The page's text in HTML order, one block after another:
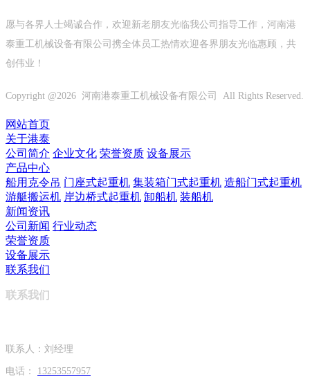
愿与各界人士竭诚合作，欢迎新老朋友光临我公司指导工作，河南港
泰重工机械设备有限公司携全体员工热情欢迎各界朋友光临惠顾，共
创伟业！
Copyright @2026 河南港泰重工机械设备有限公司 All Rights Reserved.
网站首页
关于港泰
公司简介 企业文化 荣誉资质 设备展示
产品中心
船用克令吊 门座式起重机 集装箱门式起重机 造船门式起重机
游艇搬运机 岸边桥式起重机 卸船机 装船机
新闻资讯
公司新闻 行业动态
荣誉资质
设备展示
联系我们
联系我们
联系人：刘经理
电话： 13253557957